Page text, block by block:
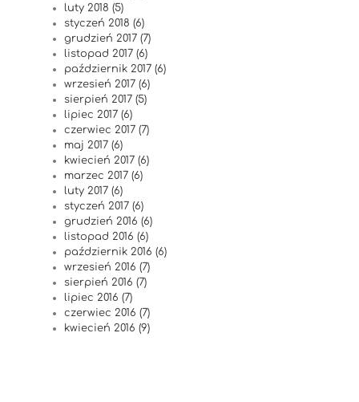
luty 2018 (5)
styczeń 2018 (6)
grudzień 2017 (7)
listopad 2017 (6)
październik 2017 (6)
wrzesień 2017 (6)
sierpień 2017 (5)
lipiec 2017 (6)
czerwiec 2017 (7)
maj 2017 (6)
kwiecień 2017 (6)
marzec 2017 (6)
luty 2017 (6)
styczeń 2017 (6)
grudzień 2016 (6)
listopad 2016 (6)
październik 2016 (6)
wrzesień 2016 (7)
sierpień 2016 (7)
lipiec 2016 (7)
czerwiec 2016 (7)
kwiecień 2016 (9)